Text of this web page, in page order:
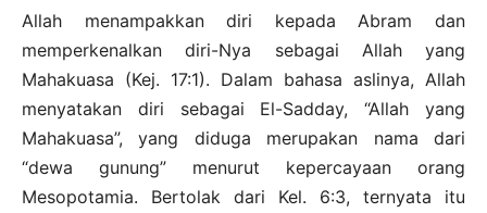
Allah menampakkan diri kepada Abram dan
memperkenalkan diri-Nya sebagai Allah yang
Mahakuasa (Kej. 17:1). Dalam bahasa aslinya, Allah
menyatakan diri sebagai El-Sadday, “Allah yang
Mahakuasa”, yang diduga merupakan nama dari
“dewa gunung” menurut kepercayaan orang
Mesopotamia. Bertolak dari Kel. 6:3, ternyata itu